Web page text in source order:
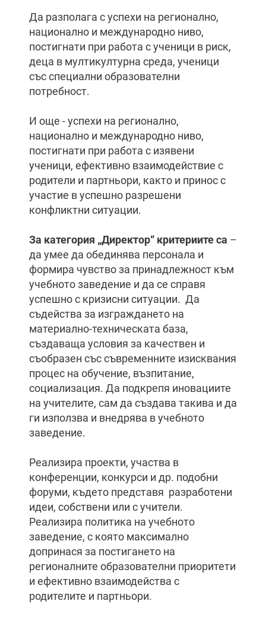
Да разполага с успехи на регионално,
национално и международно ниво,
постигнати при работа с ученици в риск,
деца в мултикултурна среда, ученици
със специални образователни
потребност.
И още - успехи на регионално,
национално и международно ниво,
постигнати при работа с изявени
ученици, ефективно взаимодействие с
родители и партньори, както и принос с
участие в успешно разрешени
конфликтни ситуации.
За категория „Директор“ критериите са –
да умее да обединява персонала и
формира чувство за принадлежност към
учебното заведение и да се справя
успешно с кризисни ситуации. Да
съдейства за изграждането на
материално-техническата база,
създаваща условия за качествен и
съобразен със съвременните изисквания
процес на обучение, възпитание,
социализация. Да подкрепя иновациите
на учителите, сам да създава такива и да
ги използва и внедрява в учебното
заведение.
Реализира проекти, участва в
конференции, конкурси и др. подобни
форуми, където представя разработени
идеи, собствени или с учители.
Реализира политика на учебното
заведение, с която максимално
допринася за постигането на
регионалните образователни приоритети
и ефективно взаимодейства с
родителите и партньори.